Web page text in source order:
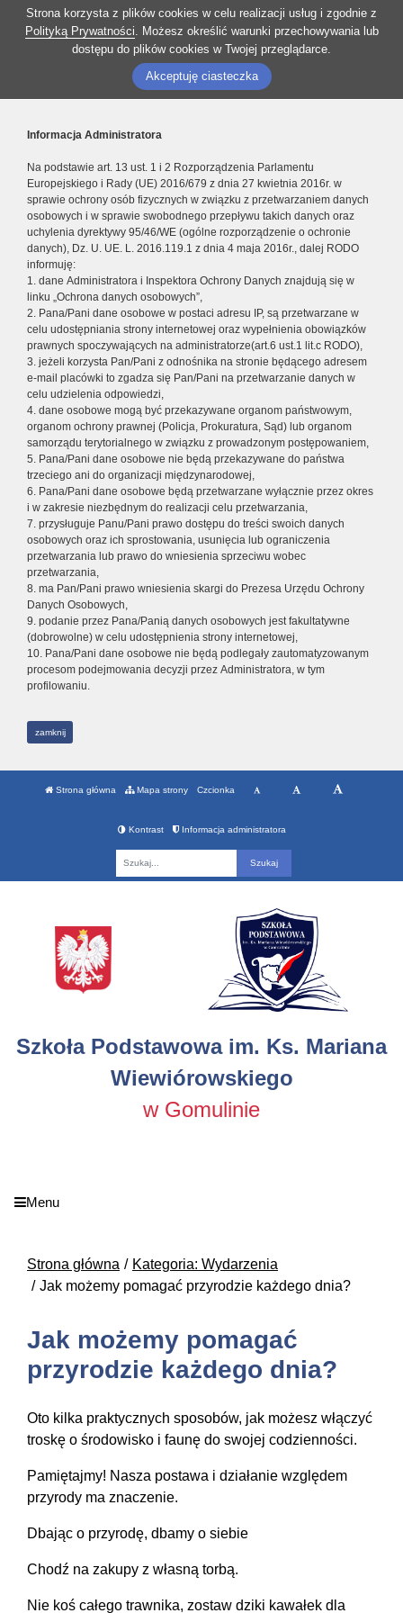
Strona korzysta z plików cookies w celu realizacji usług i zgodnie z
Polityką Prywatności. Możesz określić warunki przechowywania lub
dostępu do plików cookies w Twojej przeglądarce.
Akceptuję ciasteczka
Informacja Administratora
Na podstawie art. 13 ust. 1 i 2 Rozporządzenia Parlamentu
Europejskiego i Rady (UE) 2016/679 z dnia 27 kwietnia 2016r. w
sprawie ochrony osób fizycznych w związku z przetwarzaniem danych
osobowych i w sprawie swobodnego przepływu takich danych oraz
uchylenia dyrektywy 95/46/WE (ogólne rozporządzenie o ochronie
danych), Dz. U. UE. L. 2016.119.1 z dnia 4 maja 2016r., dalej RODO
informuję:
1. dane Administratora i Inspektora Ochrony Danych znajdują się w
linku „Ochrona danych osobowych”,
2. Pana/Pani dane osobowe w postaci adresu IP, są przetwarzane w
celu udostępniania strony internetowej oraz wypełnienia obowiązków
prawnych spoczywających na administratorze(art.6 ust.1 lit.c RODO),
3. jeżeli korzysta Pan/Pani z odnośnika na stronie będącego adresem
e-mail placówki to zgadza się Pan/Pani na przetwarzanie danych w
celu udzielenia odpowiedzi,
4. dane osobowe mogą być przekazywane organom państwowym,
organom ochrony prawnej (Policja, Prokuratura, Sąd) lub organom
samorządu terytorialnego w związku z prowadzonym postępowaniem,
5. Pana/Pani dane osobowe nie będą przekazywane do państwa
trzeciego ani do organizacji międzynarodowej,
6. Pana/Pani dane osobowe będą przetwarzane wyłącznie przez okres
i w zakresie niezbędnym do realizacji celu przetwarzania,
7. przysługuje Panu/Pani prawo dostępu do treści swoich danych
osobowych oraz ich sprostowania, usunięcia lub ograniczenia
przetwarzania lub prawo do wniesienia sprzeciwu wobec
przetwarzania,
8. ma Pan/Pani prawo wniesienia skargi do Prezesa Urzędu Ochrony
Danych Osobowych,
9. podanie przez Pana/Panią danych osobowych jest fakultatywne
(dobrowolne) w celu udostępnienia strony internetowej,
10. Pana/Pani dane osobowe nie będą podlegały zautomatyzowanym
procesom podejmowania decyzji przez Administratora, w tym
profilowaniu.
zamknij
Strona główna Mapa strony Czcionka
Kontrast Informacja administratora
Szkoła Podstawowa im. Ks. Mariana
Wiewiórowskiego
w Gomulinie
Menu
Strona główna
Kategoria: Wydarzenia
Jak możemy pomagać przyrodzie każdego dnia?
Jak możemy pomagać
przyrodzie każdego dnia?
Oto kilka praktycznych sposobów, jak możesz włączyć
troskę o środowisko i faunę do swojej codzienności.
Pamiętajmy! Nasza postawa i działanie względem
przyrody ma znaczenie.
Dbając o przyrodę, dbamy o siebie
Chodź na zakupy z własną torbą.
Nie koś całego trawnika, zostaw dziki kawałek dla